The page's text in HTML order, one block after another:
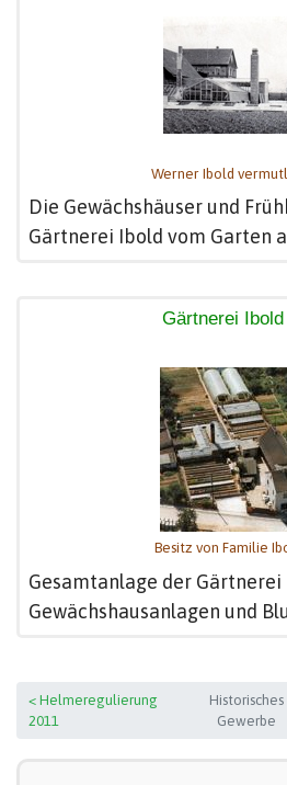
Werner Ibold
Die Gewächshäuser und
Gärtnerei Ibold vom Garten
Gärtnerei
Besitz von Familie
Gesamtanlage der
Gewächshausanlagen und
< Helmeregulierung
2011
Historisches
Gewerbe